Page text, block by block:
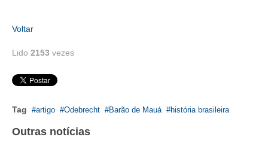
Voltar
Lido 2153 vezes
Tag artigo Odebrecht Barão de Mauá história brasileira
Outras notícias